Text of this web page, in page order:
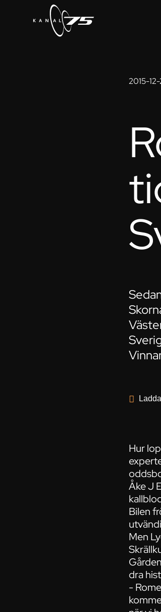
2015-
Hur
Åke J
Bilen
Men
dra
-